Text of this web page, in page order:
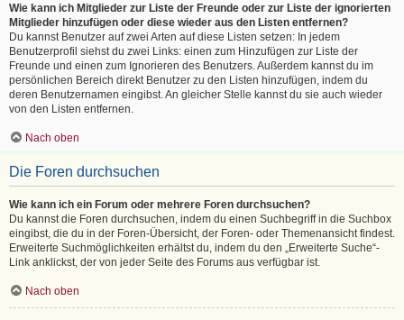
Wie kann ich Mitglieder zur Liste der Freunde oder zur Liste der ignorierten
Mitglieder hinzufügen oder diese wieder aus den Listen entfernen?
Du kannst Benutzer auf zwei Arten auf diese Listen setzen: In jedem
Benutzerprofil siehst du zwei Links: einen zum Hinzufügen zur Liste der
Freunde und einen zum Ignorieren des Benutzers. Außerdem kannst du im
persönlichen Bereich direkt Benutzer zu den Listen hinzufügen, indem du
deren Benutzernamen eingibst. An gleicher Stelle kannst du sie auch wieder
von den Listen entfernen.
Nach oben
Die Foren durchsuchen
Wie kann ich ein Forum oder mehrere Foren durchsuchen?
Du kannst die Foren durchsuchen, indem du einen Suchbegriff in die Suchbox
eingibst, die du in der Foren-Übersicht, der Foren- oder Themenansicht findest.
Erweiterte Suchmöglichkeiten erhältst du, indem du den „Erweiterte Suche“-
Link anklickst, der von jeder Seite des Forums aus verfügbar ist.
Nach oben